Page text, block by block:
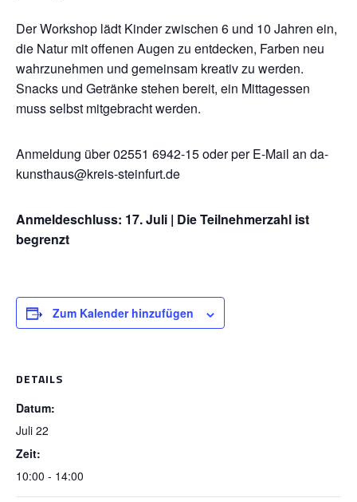
Der Workshop lädt Kinder zwischen 6 und 10 Jahren ein,
die Natur mit offenen Augen zu entdecken, Farben neu
wahrzunehmen und gemeinsam kreativ zu werden.
Snacks und Getränke stehen bereit, ein Mittagessen
muss selbst mitgebracht werden.
Anmeldung über 02551 6942-15 oder per E-Mail an da-
kunsthaus@kreis-steinfurt.de
Anmeldeschluss: 17. Juli | Die Teilnehmerzahl ist
begrenzt
Zum Kalender hinzufügen
DETAILS
Datum:
Juli 22
Zeit:
10:00 - 14:00